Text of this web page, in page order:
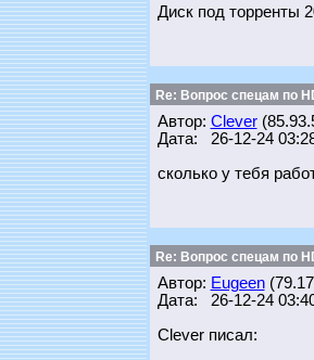
Диск под торренты
Re: Вопрос спецам по
Автор: Clever
Дата: 26-12-24
сколько у тебя
Re: Вопрос спецам по
Автор: Eugeen
Дата: 26-12-24
Clever писал: